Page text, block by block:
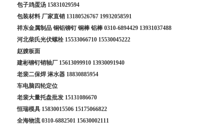
包子鸡蛋汤 15831029594
包装材料 厂家直销 13180526767 19932058591
祥东金属制品 铜铝铆钉 铜棒 铝棒 0310-6894429 13931037488
河北柴氏光伏螺栓 15533066710 15530045222
赵嫂板面
建彬铆钉销轴厂 15613099910 13930091940
老裴二保焊 淋水器 18830885954
车电脑四轮定位
老裴大量托盘批发 15131086670
恒瑞模具 15830015506 15175066822
全海物流0310-6882501 15630002111